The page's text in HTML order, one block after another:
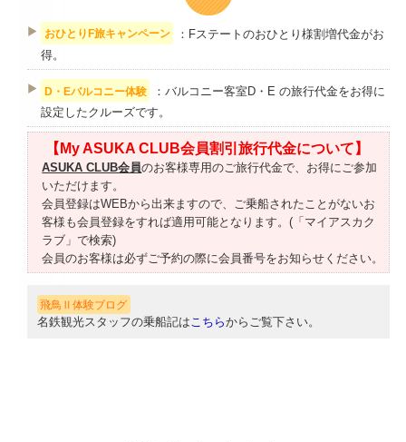
おひとりF旅キャンペーン
：Fステートのおひとり様割増代金がお
得。
D・Eバルコニー体験
：バルコニー客室D・E の旅行代金をお得に
設定したクルーズです。
【My ASUKA CLUB会員割引旅行代金について】
ASUKA CLUB会員のお客様専用のご旅行代金で、お得にご参加
いただけます。
会員登録はWEBから出来ますので、ご乗船されたことがないお
客様も会員登録をすれば適用可能となります。(「マイアスカク
ラブ」で検索)
会員のお客様は必ずご予約の際に会員番号をお知らせください。
飛鳥Ⅱ体験ブログ
名鉄観光スタッフの乗船記はこちらからご覧下さい。